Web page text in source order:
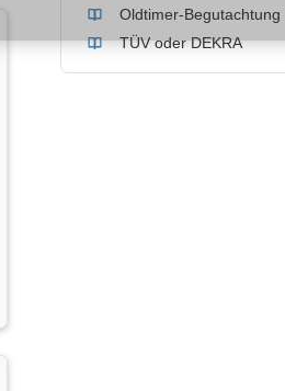
Oldtimer-Begutachtung
TÜV oder DEKRA